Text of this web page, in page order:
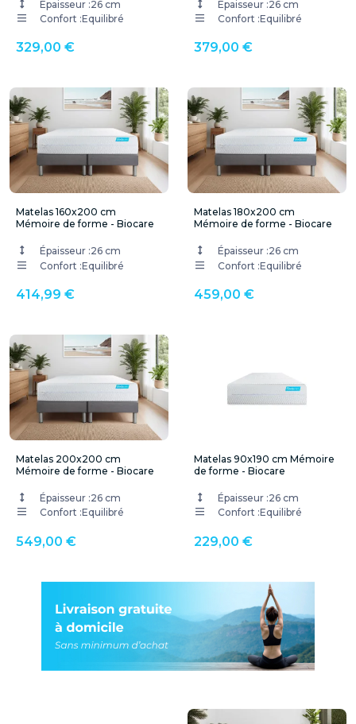
Épaisseur :26 cm
Confort :Equilibré
329,00 €
Épaisseur :26 cm
Confort :Equilibré
379,00 €
Matelas 160x200 cm
Mémoire de forme - Biocare
Épaisseur :26 cm
Confort :Equilibré
414,99 €
Matelas 180x200 cm
Mémoire de forme - Biocare
Épaisseur :26 cm
Confort :Equilibré
459,00 €
Matelas 200x200 cm
Mémoire de forme - Biocare
Épaisseur :26 cm
Confort :Equilibré
549,00 €
Matelas 90x190 cm Mémoire
de forme - Biocare
Épaisseur :26 cm
Confort :Equilibré
229,00 €